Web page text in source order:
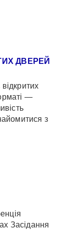
ДВЕРЕЙ
—
з
Засідання